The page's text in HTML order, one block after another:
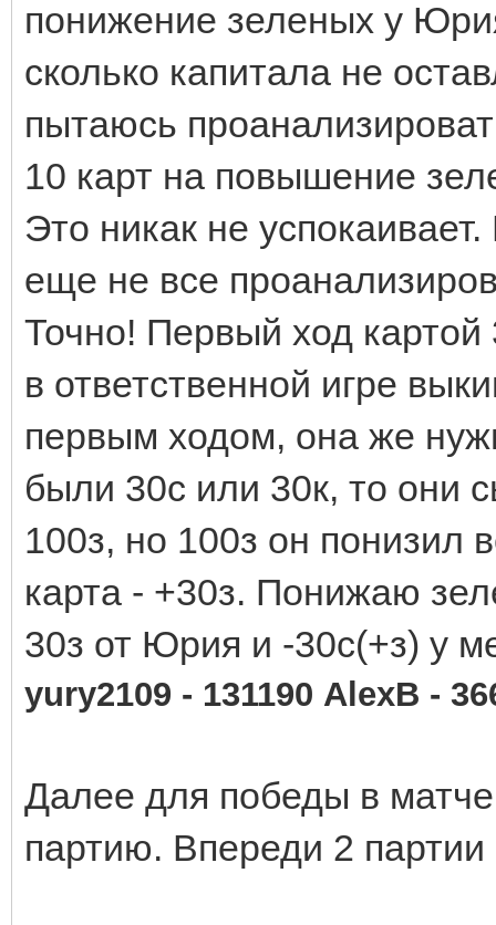
понижение зеленых у
сколько капитала не
пытаюсь
10 карт на повышение
Это никак не
еще не все
Точно! Первый ход
в ответственной игре
первым ходом, она же
были 30с или 30к, то они
100з, но 100з он понизил
карта - +30з. Понижаю
30з от Юрия и -30с(+з) у
yury2109 - 131190 AlexB -
Далее для победы в
партию. Впереди 2